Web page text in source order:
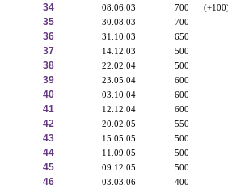
34 08.06.03 700
35 30.08.03 700
36 31.10.03 650
37 14.12.03 500
38 22.02.04 500
39 23.05.04 600
40 03.10.04 600
41 12.12.04 600
42 20.02.05 550
43 15.05.05 500
44 11.09.05 500
45 09.12.05 500
46 03.03.06 400